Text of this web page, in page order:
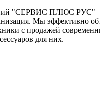
"СЕРВИС ПЛЮС РУС" –
Мы эффективно
с продажей
для них.